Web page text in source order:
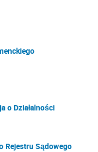
o Działalności
Rejestru Sądowego